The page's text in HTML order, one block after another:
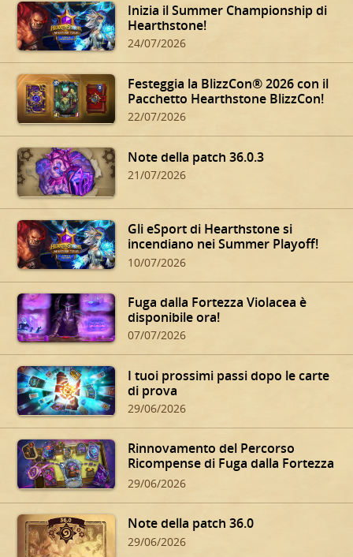
Inizia il Summer Championship di
Hearthstone!
24/07/2026
Festeggia la BlizzCon® 2026 con il
Pacchetto Hearthstone BlizzCon!
22/07/2026
Note della patch 36.0.3
21/07/2026
Gli eSport di Hearthstone si
incendiano nei Summer Playoff!
10/07/2026
Fuga dalla Fortezza Violacea è
disponibile ora!
07/07/2026
I tuoi prossimi passi dopo le carte
di prova
29/06/2026
Rinnovamento del Percorso
Ricompense di Fuga dalla Fortezza
Violacea
29/06/2026
Note della patch 36.0
29/06/2026